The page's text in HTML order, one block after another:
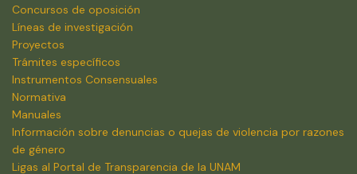
Concursos de oposición
Líneas de investigación
Proyectos
Trámites específicos
Instrumentos Consensuales
Normativa
Manuales
Información sobre denuncias o quejas de violencia por razones
de género
Ligas al Portal de Transparencia de la UNAM